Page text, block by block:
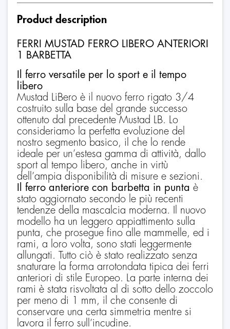
Product description
FERRI MUSTAD FERRO LIBERO ANTERIORI
1 BARBETTA
Il ferro versatile per lo sport e il tempo
libero
Mustad LiBero è il nuovo ferro rigato 3/4
costruito sulla base del grande successo
ottenuto dal precedente Mustad LB. Lo
consideriamo la perfetta evoluzione del
nostro segmento basico, il che lo rende
ideale per un’estesa gamma di attività, dallo
sport al tempo libero, anche in virtù
dell’ampia disponibilità di misure e sezioni.
Il ferro anteriore con barbetta in punta è
stato aggiornato secondo le più recenti
tendenze della mascalcia moderna. Il nuovo
modello ha un leggero appiattimento sulla
punta, che prosegue fino alle mammelle, ed i
rami, a loro volta, sono stati leggermente
allungati. Tutto ciò è stato realizzato senza
snaturare la forma arrotondata tipica dei ferri
anteriori di stile Europeo. La parte interna dei
rami è stata risvoltata al di sotto dello zoccolo
per meno di 1 mm, il che consente di
conservare una certa simmetria mentre si
lavora il ferro sull’incudine.